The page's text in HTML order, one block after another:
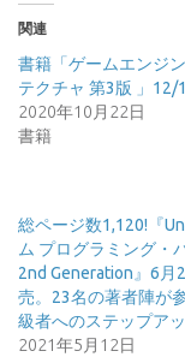
関連
書籍「ゲームエンジ
テクチャ 第3版 」12/
2020年10月22日
書籍
総ページ数1,120!『
ム プログラミング・
2nd Generation』6月
売。23名の著者陣が
級者へのステップアッ
2021年5月12日